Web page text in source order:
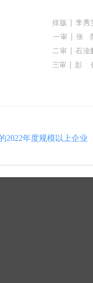
排版 | 李秀
一审 | 张
二审 | 石淦
三审 | 彭
2022年度规模以上企业